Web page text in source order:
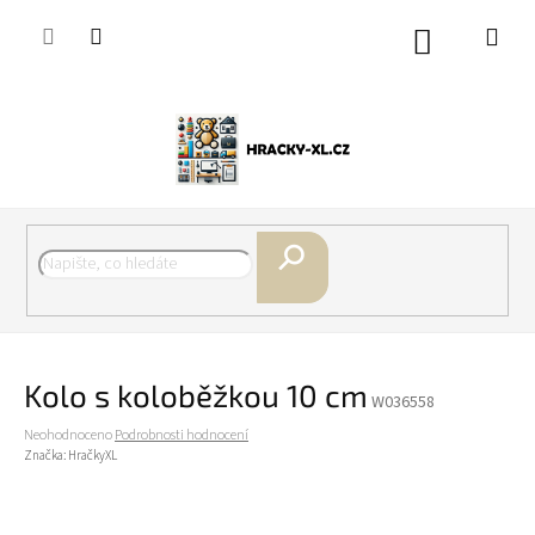
Nákupní
Kolo s koloběžkou 10 cm W036558
Průměrné
hodnocení
NeohodnocenoPodrobnosti hodnocení
Značka: HračkyXL